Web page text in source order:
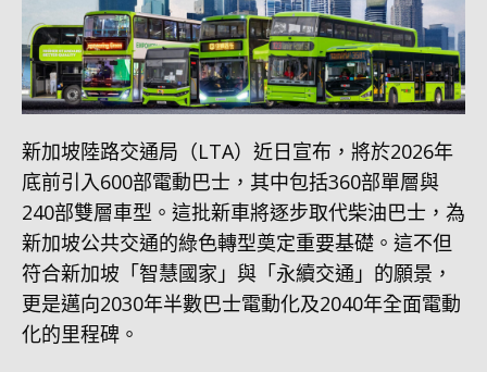
新加坡陸路交通局（LTA）近日宣布，將於2026年
底前引入600部電動巴士，其中包括360部單層與
240部雙層車型。這批新車將逐步取代柴油巴士，為
新加坡公共交通的綠色轉型奠定重要基礎。這不但
符合新加坡「智慧國家」與「永續交通」的願景，
更是邁向2030年半數巴士電動化及2040年全面電動
化的里程碑。